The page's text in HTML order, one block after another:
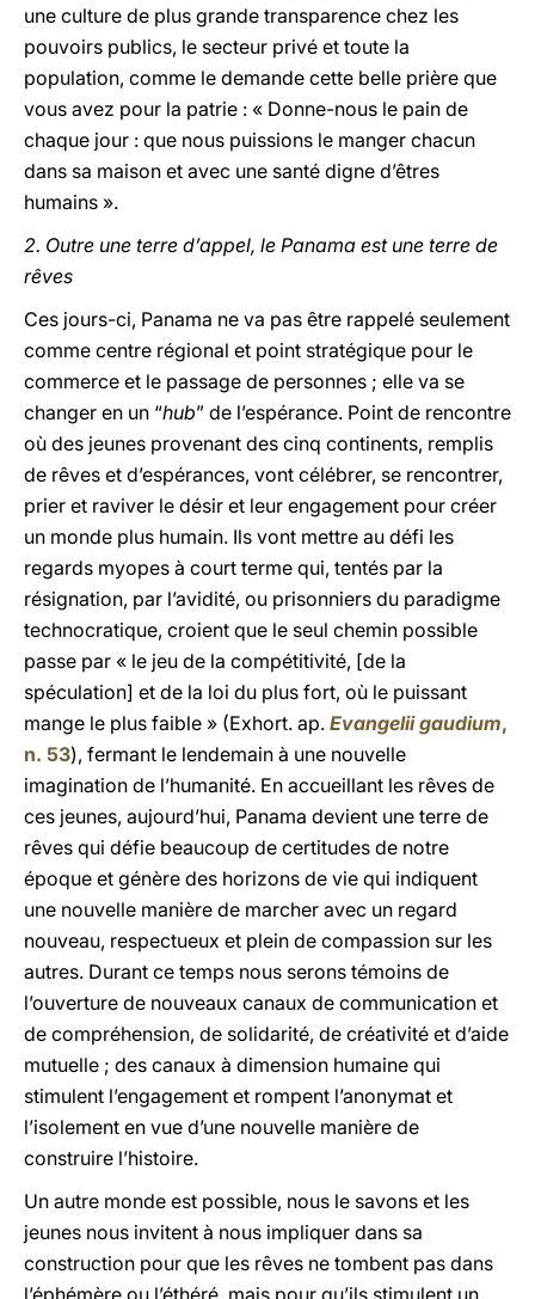
une culture de plus grande transparence chez les
pouvoirs publics, le secteur privé et toute la
population, comme le demande cette belle prière que
vous avez pour la patrie : « Donne-nous le pain de
chaque jour : que nous puissions le manger chacun
dans sa maison et avec une santé digne d’êtres
humains ».
2. Outre une terre d’appel, le Panama est une terre de
rêves
Ces jours-ci, Panama ne va pas être rappelé seulement
comme centre régional et point stratégique pour le
commerce et le passage de personnes ; elle va se
changer en un “hub” de l’espérance. Point de rencontre
où des jeunes provenant des cinq continents, remplis
de rêves et d’espérances, vont célébrer, se rencontrer,
prier et raviver le désir et leur engagement pour créer
un monde plus humain. Ils vont mettre au défi les
regards myopes à court terme qui, tentés par la
résignation, par l’avidité, ou prisonniers du paradigme
technocratique, croient que le seul chemin possible
passe par « le jeu de la compétitivité, [de la
spéculation] et de la loi du plus fort, où le puissant
mange le plus faible » (Exhort. ap. Evangelii gaudium,
n. 53), fermant le lendemain à une nouvelle
imagination de l’humanité. En accueillant les rêves de
ces jeunes, aujourd’hui, Panama devient une terre de
rêves qui défie beaucoup de certitudes de notre
époque et génère des horizons de vie qui indiquent
une nouvelle manière de marcher avec un regard
nouveau, respectueux et plein de compassion sur les
autres. Durant ce temps nous serons témoins de
l’ouverture de nouveaux canaux de communication et
de compréhension, de solidarité, de créativité et d’aide
mutuelle ; des canaux à dimension humaine qui
stimulent l’engagement et rompent l’anonymat et
l’isolement en vue d’une nouvelle manière de
construire l’histoire.
Un autre monde est possible, nous le savons et les
jeunes nous invitent à nous impliquer dans sa
construction pour que les rêves ne tombent pas dans
l’éphémère ou l’éthéré, mais pour qu’ils stimulent un